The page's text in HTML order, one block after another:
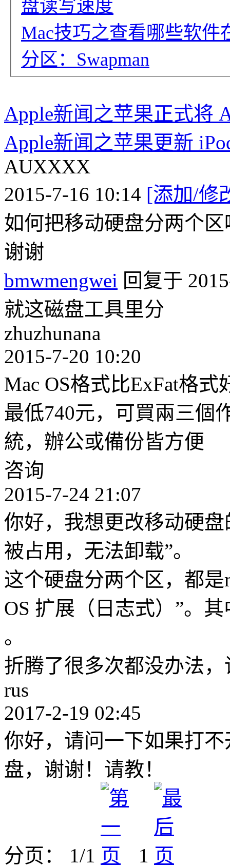
盘读写速度
Mac技巧之查看哪些软
分区：Swapman
Apple新闻之苹果正式将
Apple新闻之苹果更新
AUXXXX
2015-7-16 10:14 [添加/修
如何把移动硬盘分两个
谢谢
bmwmengwei 回复于
就这磁盘工具里分
zhuzhunana
2015-7-20 10:20
Mac OS格式比ExFat格
最低740元，可買兩三個
統，辦公或備份皆方便
咨询
2015-7-24 21:07
你好，我想更改移动硬
被占用，无法卸载”。
这个硬盘分两个区，都
OS 扩展（日志式）”。
。
折腾了很多次都没办法，
rus
2017-2-19 02:45
你好，请问一下如果打
盘，谢谢！请教！
分页： 1/1 1